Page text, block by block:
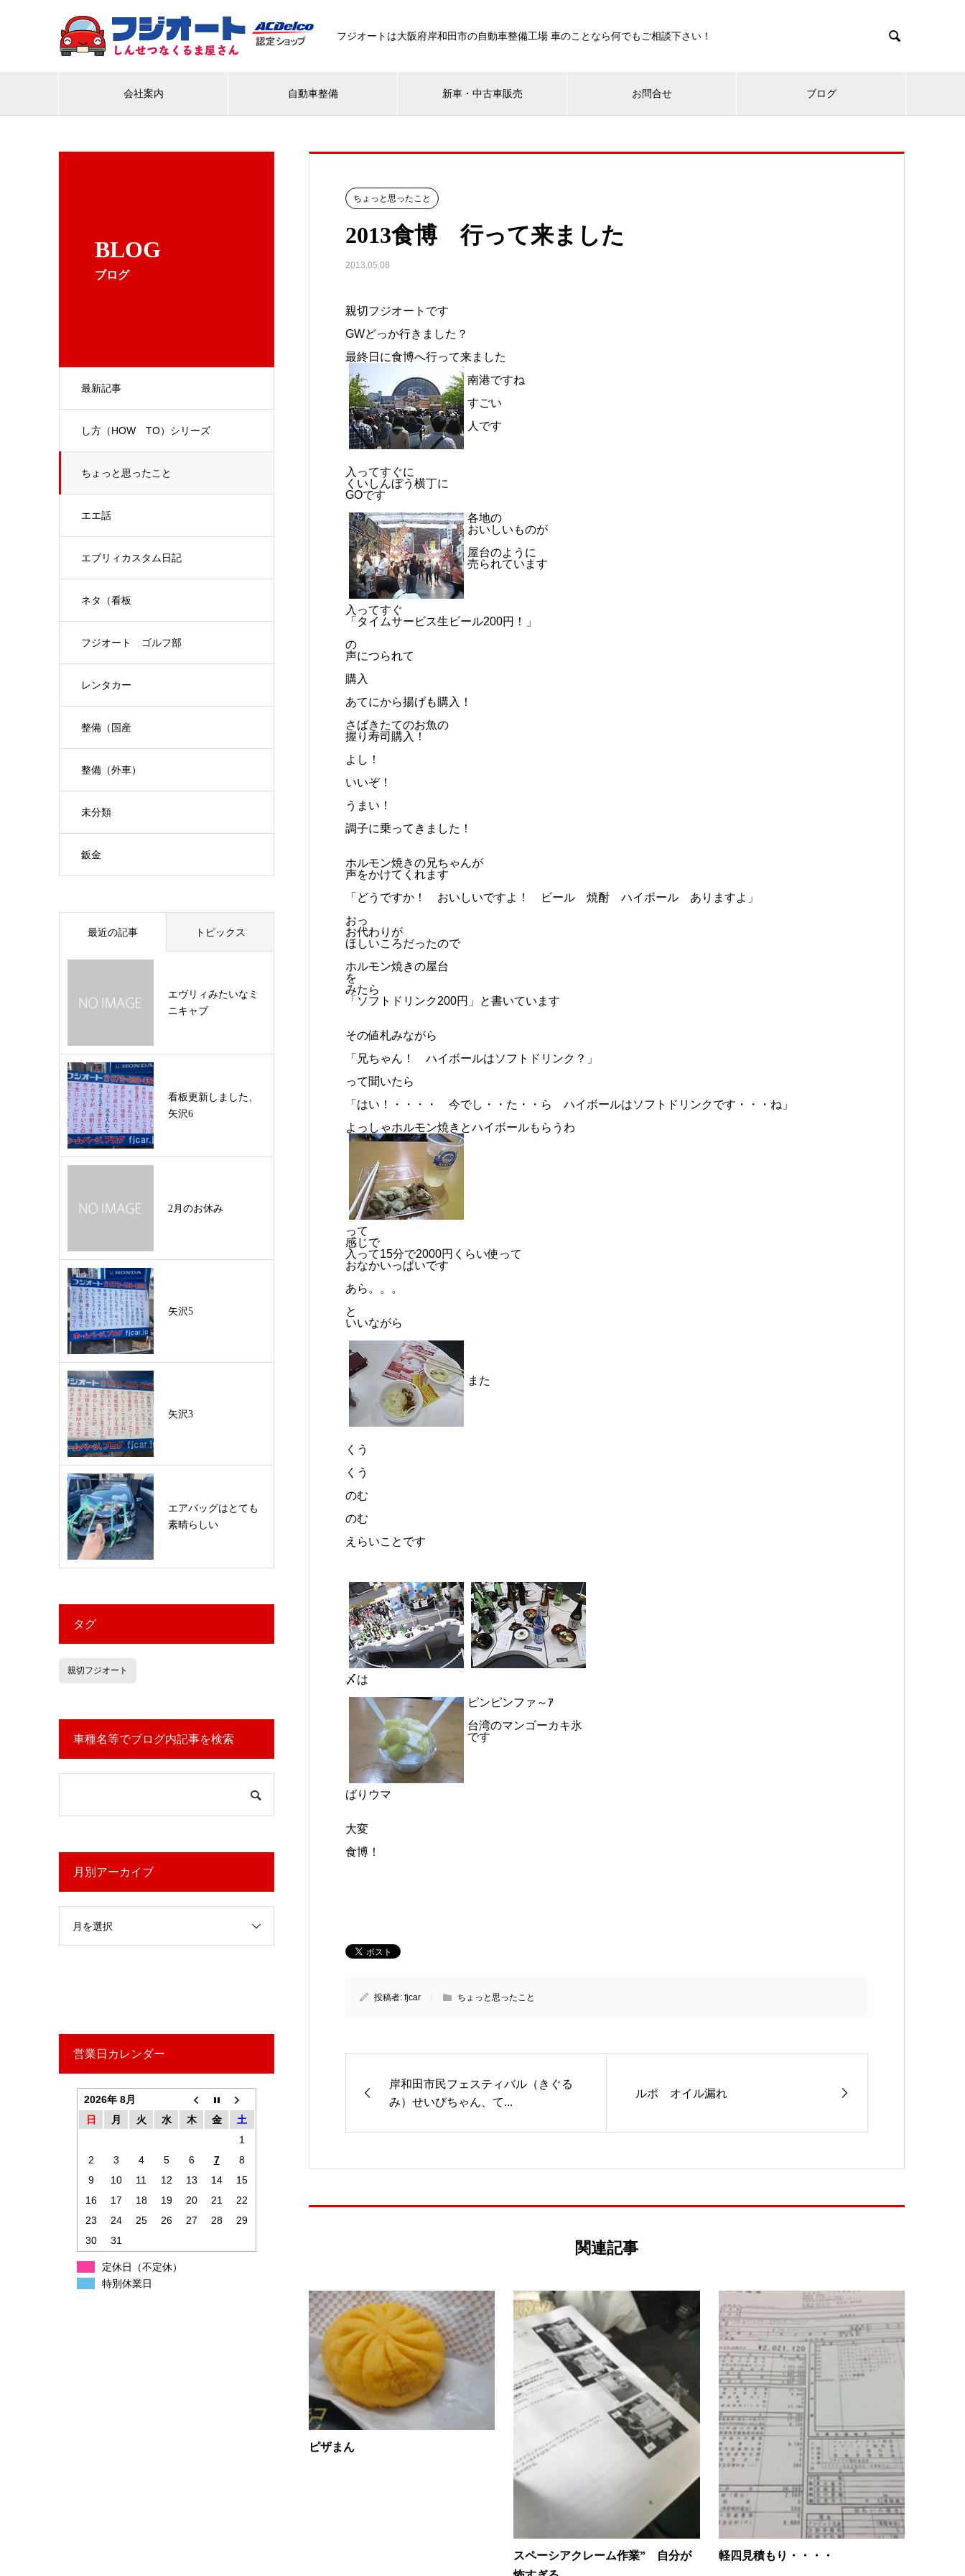
フジオートは大阪府岸和田市の自動車整備工場 車のことなら何でもご相談下さい！ 
会社案内 自動車整備 新車・中古車販売 お問合せ ブログ
BLOG
ブログ
最新記事
し方（HOW TO）シリーズ
ちょっと思ったこと
エエ話
エブリィカスタム日記
ネタ（看板
フジオート ゴルフ部
レンタカー
整備（国産
整備（外車）
未分類
鈑金
ちょっと思ったこと
2013食博 行って来ました
2013.05.08
親切フジオートです
GWどっか行きました？
最終日に食博へ行って来ました
南港ですね
すごい
人です
入ってすぐに
くいしんぼう横丁に
GOです
各地の
おいしいものが
屋台のように
売られています
入ってすぐ
「タイムサービス生ビール200円！」
の
声につられて
購入
あてにから揚げも購入！
さばきたてのお魚の
握り寿司購入！
よし！
いいぞ！
うまい！
調子に乗ってきました！
ホルモン焼きの兄ちゃんが
声をかけてくれます
「どうですか！ おいしいですよ！ ビール 焼酎 ハイボール ありますよ」
おっ
お代わりが
ほしいころだったので
ホルモン焼きの屋台
を
みたら
「ソフトドリンク200円」と書いています
その値札みながら
「兄ちゃん！ ハイボールはソフトドリンク？」
って聞いたら
「はい！・・・・ 今でし・・た・・ら ハイボールはソフトドリンクです・・・ね」
よっしゃホルモン焼きとハイボールもらうわ
って
感じで
入って15分で2000円くらい使って
おなかいっぱいです
あら。。。
と
いいながら
また
くう
くう
のむ
のむ
えらいことです
〆は
ピンピンファ～ｱ
台湾のマンゴーカキ氷
です
ばりウマ
大変
食博！
投稿者: fjcar ちょっと思ったこと
岸和田市民フェスティバル（きぐる
み）せいびちゃん、て...
ルポ オイル漏れ
関連記事
ピザまん
スペーシアクレーム作業” 自分が
軽四見積もり・・・・
最近の記事 トピックス
エヴリィみたいなミ
ニキャブ
看板更新しました、
矢沢6
2月のお休み
矢沢5
矢沢3
エアバッグはとても
素晴らしい
タグ
親切フジオート
車種名等でブログ内記事を検索
月別アーカイブ
月を選択
営業日カレンダー
2026年 8月
日
月 火 水 木 金
土
1
2
3 4 5 6 7
8
9
10 11 12 13 14
15
16
17 18 19 20 21
22
23
24 25 26 27 28
29
30
31
定休日（不定休）
特別休業日